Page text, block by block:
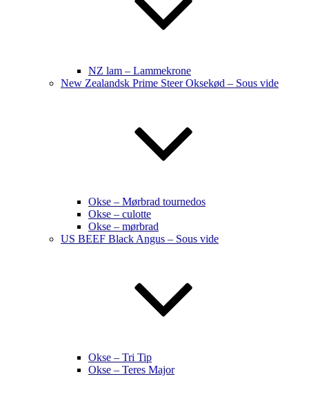
NZ lam – Lammekrone
New Zealandsk Prime Steer Oksekød – Sous vide
Okse – Mørbrad tournedos
Okse – culotte
Okse – mørbrad
US BEEF Black Angus – Sous vide
Okse – Tri Tip
Okse – Teres Major